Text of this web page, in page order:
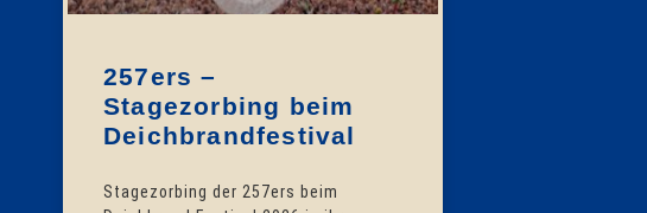
257ers –
Stagezorbing beim
Deichbrandfestival
Stagezorbing der 257ers beim